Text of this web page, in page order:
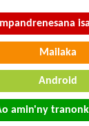
Mailaka
Android
amin'ny